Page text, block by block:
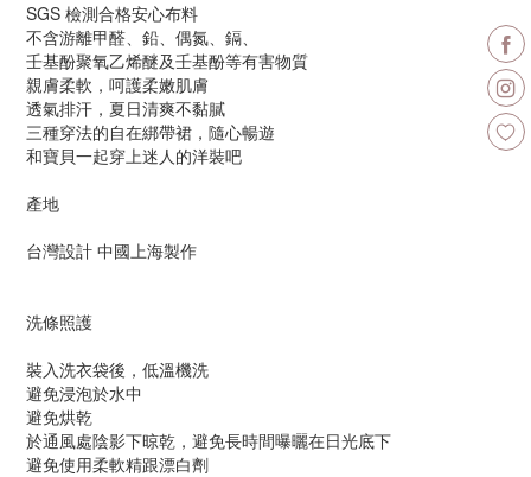
SGS 檢測合格安心布料
不含游離甲醛、鉛、偶氮、鎘、
壬基酚聚氧乙烯醚及壬基酚等有害物質
親膚柔軟，呵護柔嫩肌膚
透氣排汗，夏日清爽不黏膩
三種穿法的自在綁帶裙，隨心暢遊
和寶貝一起穿上迷人的洋裝吧
產地
台灣設計 中國上海製作
洗條照護
裝入洗衣袋後，低溫機洗
避免浸泡於水中
避免烘乾
於通風處陰影下晾乾，避免長時間曝曬在日光底下
避免使用柔軟精跟漂白劑